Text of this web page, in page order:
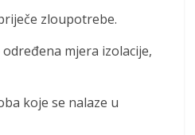
zloupotrebe.
mjera izolacije,
koje se nalaze u